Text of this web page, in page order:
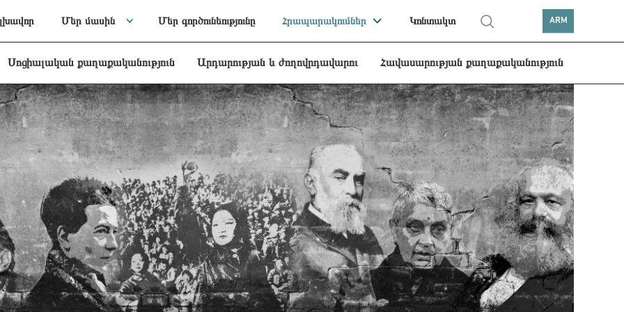
Մեր մասին Մեր գործունեությունը Հրապարակումներ Կոնտակտ ARM
Սոցիալական քաղաքականություն Արդարության և ժողովրդավարու Հավասարության քաղաքականություն